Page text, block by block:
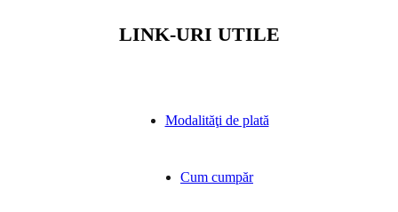
LINK-URI UTILE
Modalităţi de plată
Cum cumpăr